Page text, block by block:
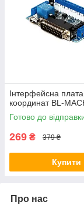
Інтерфейсна
координат BL-
Готово до
269 ₴ 379 ₴
Купити
Про нас